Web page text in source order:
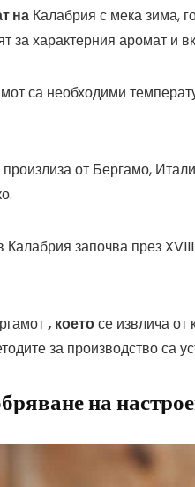
на Калабрия с мека зима,
за характерния аромат и
са необходими
от Бергамо,
започва през
, коетосе извлича от
за производство са
на